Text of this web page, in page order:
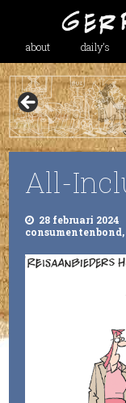
about daily’s
All-
28 februari 2024
consumentenbond,